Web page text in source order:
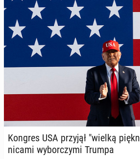
Kongres USA przyjął "wielką
ni­ca­mi wy­bor­czy­mi Trumpa